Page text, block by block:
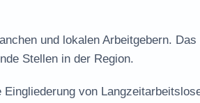
und lokalen Arbeitgebern.
Stellen in der Region.
von